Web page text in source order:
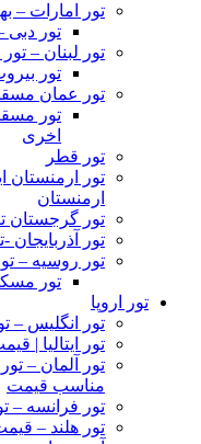
تور امارات –
تور دبی
تور لبنان –
تور
تور عمان
تور
اخری
تور قطر
تور ارمنستان
ارمنستان
تور گرجستان
تور
تور روسیه –
تور
تور اروپا
تور انگلیس –
تور ایتالیا |
تور آلمان –
مناسب قیمت
تور فرانسه –
تور هلند –